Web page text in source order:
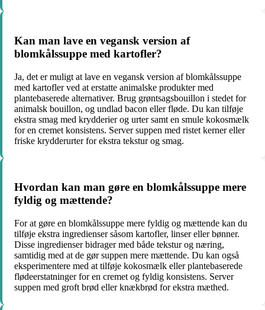
Kan man lave en vegansk version af
blomkålssuppe med kartofler?
Ja, det er muligt at lave en vegansk version af blomkålssuppe
med kartofler ved at erstatte animalske produkter med
plantebaserede alternativer. Brug grøntsagsbouillon i stedet for
animalsk bouillon, og undlad bacon eller fløde. Du kan tilføje
ekstra smag med krydderier og urter samt en smule kokosmælk
for en cremet konsistens. Server suppen med ristet kerner eller
friske krydderurter for ekstra tekstur og smag.
Hvordan kan man gøre en blomkålssuppe mere
fyldig og mættende?
For at gøre en blomkålssuppe mere fyldig og mættende kan du
tilføje ekstra ingredienser såsom kartofler, linser eller bønner.
Disse ingredienser bidrager med både tekstur og næring,
samtidig med at de gør suppen mere mættende. Du kan også
eksperimentere med at tilføje kokosmælk eller plantebaserede
flødeerstatninger for en cremet og fyldig konsistens. Server
suppen med groft brød eller knækbrød for ekstra mæthed.